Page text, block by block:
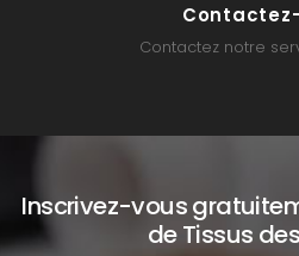
Contactez notre
Inscrivez-vous
de Tissus